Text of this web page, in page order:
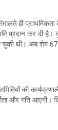
ही
प्रदान कर
चुकी थी। अब शेष
की
और गति